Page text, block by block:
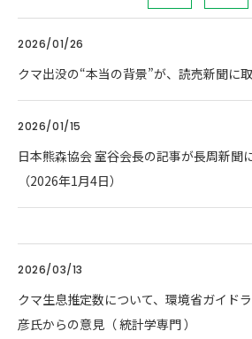
2026/01/26
クマ出没の“本当の背景”が、読売新聞に
2026/01/15
日本熊森協会 室谷会長の記事が長周新聞
（2026年1月4日）
2026/03/13
クマ生息推定数について、環境省ガイド
彦氏からの意見（ 統計学専門 ）